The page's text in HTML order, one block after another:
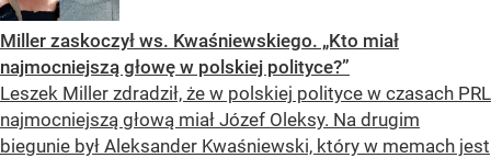
Miller zaskoczył ws. Kwaśniewskiego. „Kto miał
najmocniejszą głowę w polskiej polityce?”
Leszek Miller zdradził, że w polskiej polityce w czasach PRL
najmocniejszą głową miał Józef Oleksy. Na drugim
biegunie był Aleksander Kwaśniewski, który w memach jest